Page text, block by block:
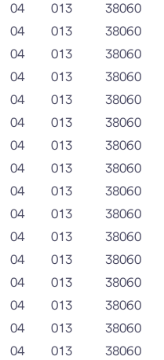
04 013
38060
04 013
38060
04 013
38060
04 013
38060
04 013
38060
04 013
38060
04 013
38060
04 013
38060
04 013
38060
04 013
38060
04 013
38060
04 013
38060
04 013
38060
04 013
38060
04 013
38060
04 013
38060